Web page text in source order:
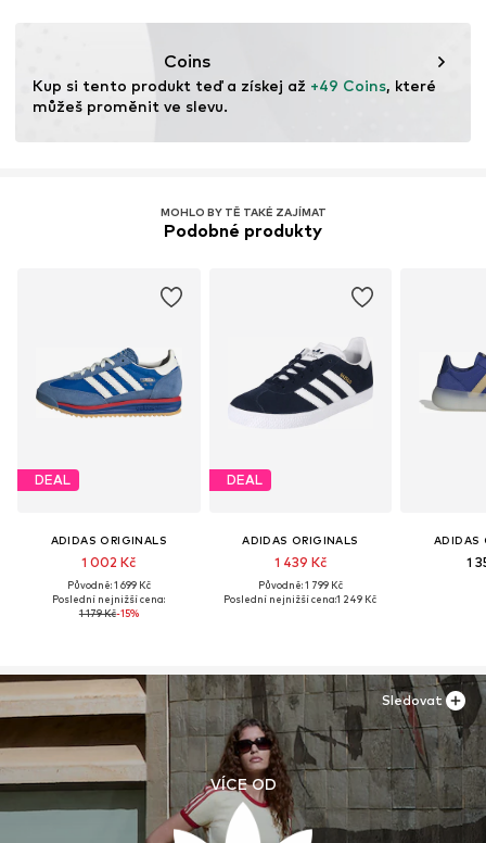
Coins
Kup si tento produkt teď a získej až +49 Coins, které
můžeš proměnit ve slevu.
MOHLO BY TĚ TAKÉ ZAJÍMAT
Podobné produkty
DEAL
ADIDAS ORIGINALS
1 002 Kč
Původně: 1 699 Kč
Poslední nejnižší cena:
1 179 Kč-15%
DEAL
ADIDAS ORIGINALS
1 439 Kč
Původně: 1 799 Kč
Poslední nejnižší cena:1 249 Kč
ADIDAS
1
VÍCE OD
Sledovat